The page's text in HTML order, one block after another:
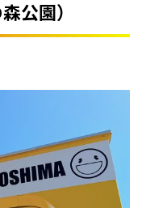
公園）